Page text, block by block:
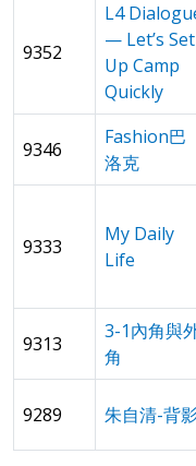
9352
L4
— Let’s Set
Up Camp
Quickly
9346
Fashion巴
洛克
9333
My Daily
Life
9313
3-1內角與
角
9289 朱自清-背